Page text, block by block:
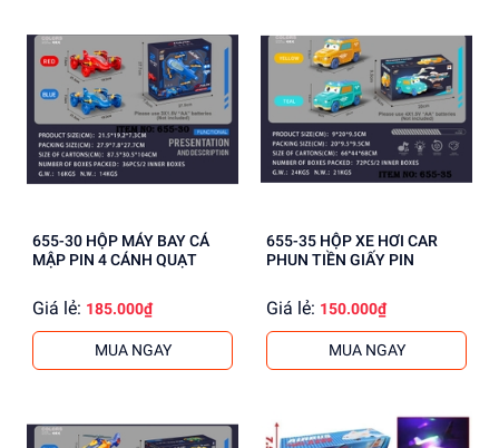
655-30 HỘP MÁY BAY CÁ
MẬP PIN 4 CÁNH QUẠT
Giá lẻ: 185.000₫
MUA NGAY
655-35 HỘP XE HƠI CAR
PHUN TIỀN GIẤY PIN
Giá lẻ: 150.000₫
MUA NGAY